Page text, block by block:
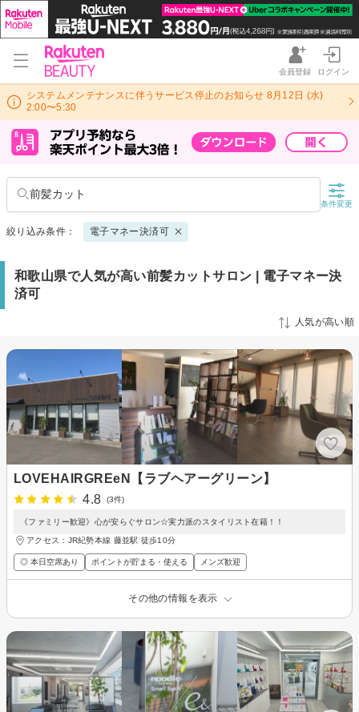
会員登録 ログイン
システムメンテナンスに伴うサービス停止のお知らせ 8月12日 (水)
2:00〜5:30
前髪カット
条件変更
絞り込み条件： 電子マネー決済可
和歌山県で人気が高い前髪カットサロン | 電子マネー決
済可
人気が高い順
LOVEHAIRGREeN【ラブヘアーグリーン】
4.8
(3件)
《ファミリー歓迎》心が安らぐサロン☆実力派のスタイリスト在籍！！
アクセス：JR紀勢本線 藤並駅 徒歩10分
◎ 本日空席あり ポイントが貯まる・使える メンズ歓迎
その他の情報を表示